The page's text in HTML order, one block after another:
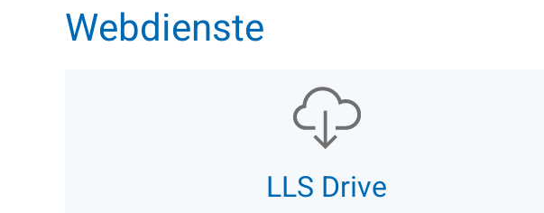
Webdienste
LLS Drive